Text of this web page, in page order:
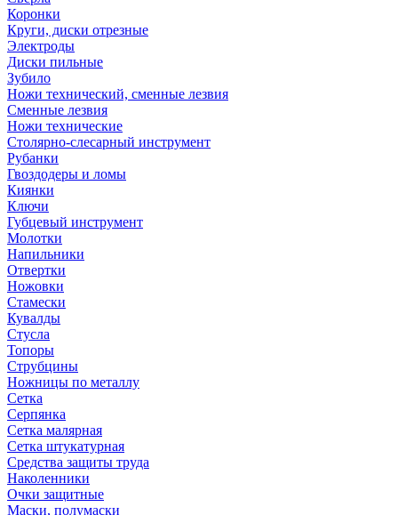
Коронки
Круги, диски отрезные
Электроды
Диски пильные
Зубило
Ножи технический, сменные лезвия
Сменные лезвия
Ножи технические
Столярно-слесарный инструмент
Рубанки
Гвоздодеры и ломы
Киянки
Ключи
Губцевый инструмент
Молотки
Напильники
Отвертки
Ножовки
Стамески
Кувалды
Стусла
Топоры
Струбцины
Ножницы по металлу
Сетка
Серпянка
Сетка малярная
Сетка штукатурная
Средства защиты труда
Наколенники
Очки защитные
Маски, полумаски